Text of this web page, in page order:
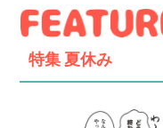
特集 夏休み